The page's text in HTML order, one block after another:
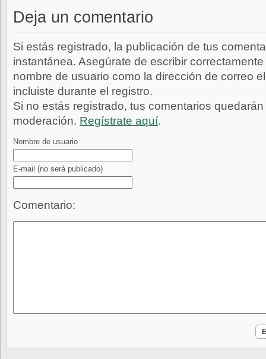
Deja un comentario
Si estás registrado, la publicación de tus
instantánea. Asegúrate de escribir
nombre de usuario como la dirección de correo
incluiste durante el registro.
Si no estás registrado, tus comentarios
moderación. Regístrate aquí.
Nombre de usuario
E-mail (no será publicado)
Comentario: